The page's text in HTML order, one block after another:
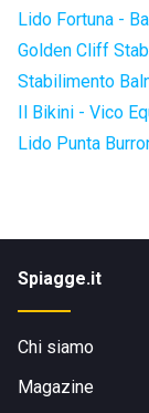
Lido Fortuna -
Golden Cliff
Stabilimento
Il Bikini - Vico
Lido Punta
Spiagge.it
Chi siamo
Magazine